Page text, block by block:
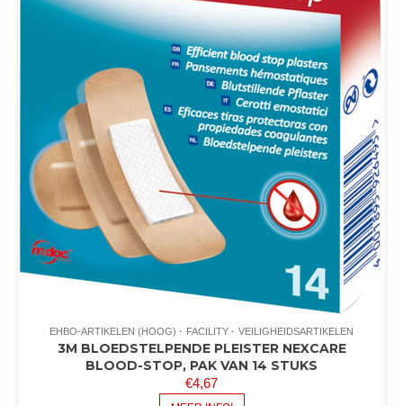
EHBO-ARTIKELEN (HOOG) FACILITY VEILIGHEIDSARTIKELEN
3M BLOEDSTELPENDE PLEISTER NEXCARE
BLOOD-STOP, PAK VAN 14 STUKS
€4,67